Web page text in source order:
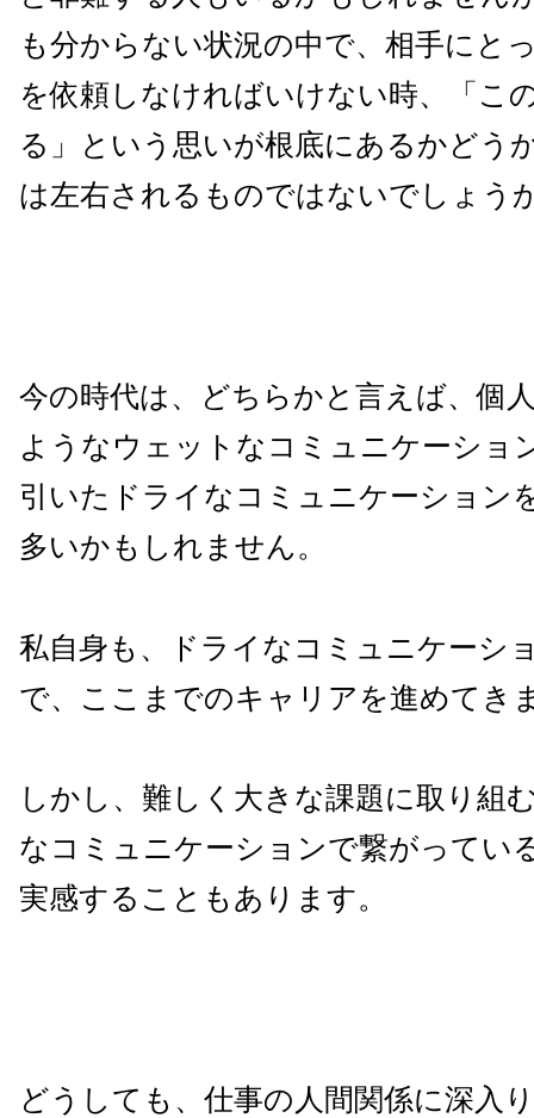
も分からない状況の中で、相手にと
を依頼しなければいけない時、「こ
る」という思いが根底にあるかどう
は左右されるものではないでしょう
今の時代は、どちらかと言えば、個
ようなウェットなコミュニケーショ
引いたドライなコミュニケーション
多いかもしれません。
私自身も、ドライなコミュニケーシ
で、ここまでのキャリアを進めてき
しかし、難しく大きな課題に取り組
なコミュニケーションで繋がってい
実感することもあります。
どうしても、仕事の人間関係に深入